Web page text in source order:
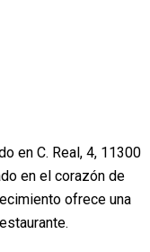
en C. Real, 4, 11300
en el corazón de
ofrece una